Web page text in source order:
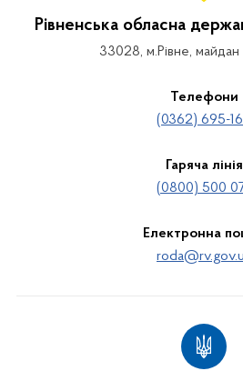
Рівненська обласна
33028, м.Рівне, майдан
Телефони
(0362) 695-
Гаряча лінія
(0800) 500
Електронна